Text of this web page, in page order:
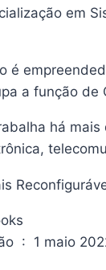
em
é
a função de
há
Data da publicação ‏ : ‎ 1 maio